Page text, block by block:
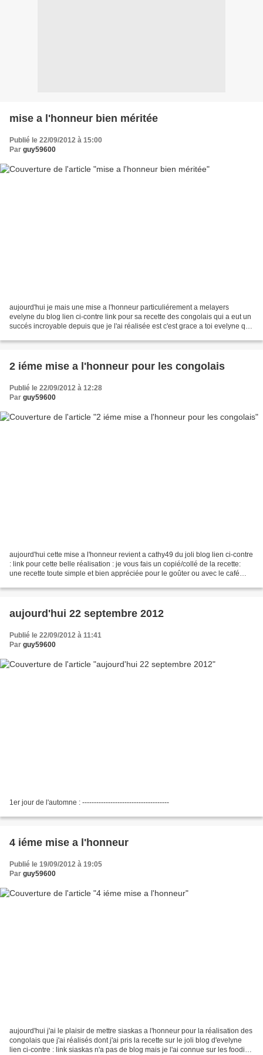
mise a l'honneur bien méritée
Publié le 22/09/2012 à 15:00
Par guy59600
aujourd'hui je mais une mise a l'honneur particuliérement a melayers
evelyne du blog lien ci-contre link pour sa recette des congolais qui a eut un
succés incroyable depuis que je l'ai réalisée est c'est grace a toi evelyne que
2 iéme mise a l'honneur pour les congolais
Publié le 22/09/2012 à 12:28
Par guy59600
aujourd'hui cette mise a l'honneur revient a cathy49 du joli blog lien ci-contre
: link pour cette belle réalisation : je vous fais un copié/collé de la recette:
une recette toute simple et bien appréciée pour le goûter ou avec le café
aujourd'hui 22 septembre 2012
Publié le 22/09/2012 à 11:41
Par guy59600
1er jour de l'automne : -------------------------------------
4 iéme mise a l'honneur
Publié le 19/09/2012 à 19:05
Par guy59600
aujourd'hui j'ai le plaisir de mettre siaskas a l'honneur pour la réalisation des
congolais que j'ai réalisés dont j'ai pris la recette sur le joli blog d'evelyne
lien ci-contre : link siaskas n'a pas de blog mais je l'ai connue sur les foodies